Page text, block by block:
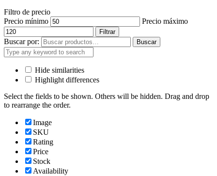
Filtro de precio
Precio mínimo
Precio máximo
Filtrar
Buscar por: Buscar
Hide similarities
Highlight differences
Select the fields to be shown. Others will be hidden. Drag and drop
to rearrange the order.
Image
SKU
Rating
Price
Stock
Availability